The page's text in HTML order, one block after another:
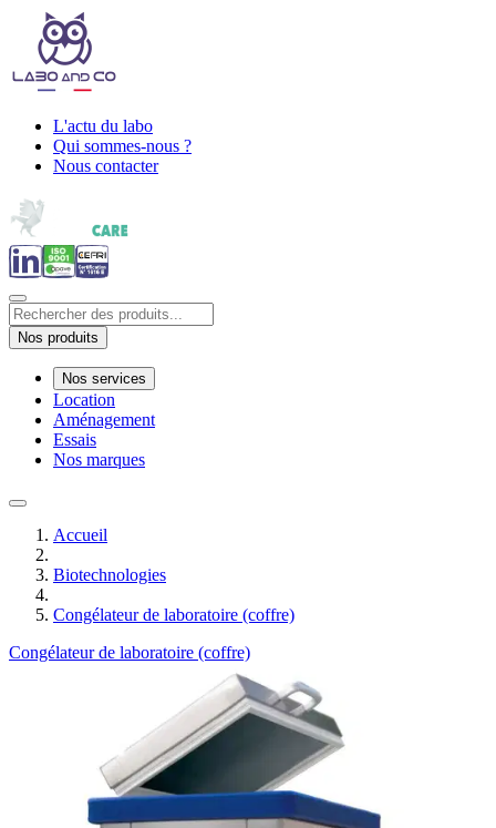
L'actu du labo
Qui sommes-nous ?
Nous contacter
Nos produits
Nos services
Location
Aménagement
Essais
Nos marques
Accueil
Biotechnologies
Congélateur de laboratoire (coffre)
Congélateur de laboratoire (coffre)